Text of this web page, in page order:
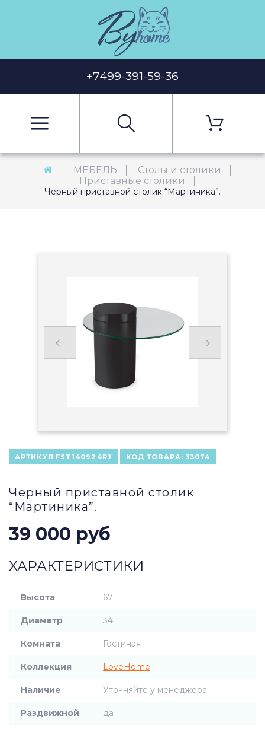
+7499-391-59-36
МЕБЕЛЬ
Столы и столики
Приставные столики
Черный приставной столик “Мартиника”.
АРТИКУЛ FST140924RJ КОД ТОВАРА: 33074
Черный приставной столик
“Мартиника”.
39 000 руб
ХАРАКТЕРИСТИКИ
Высота 67
Диаметр 34
Комната Гостиная
Коллекция LoveHome
Наличие Уточняйте у менеджера
Раздвижной да